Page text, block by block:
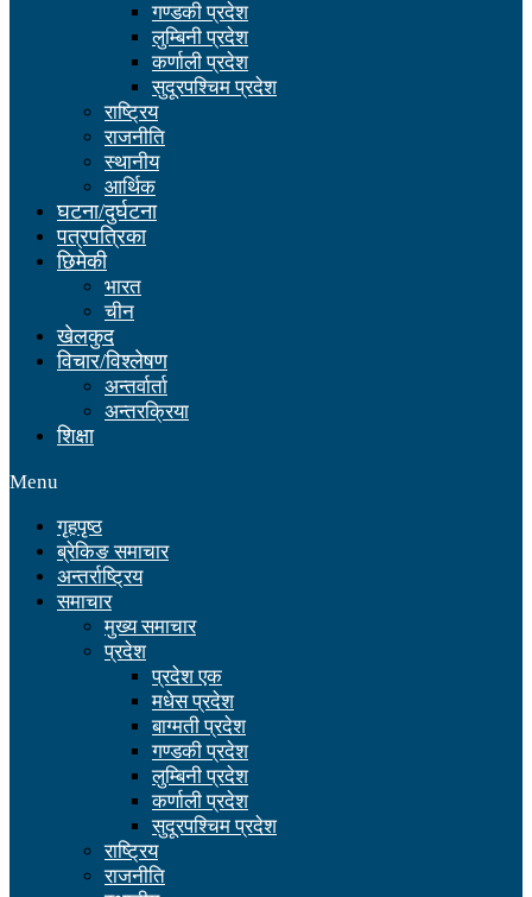
गण्डकी प्रदेश
लुम्बिनी प्रदेश
कर्णाली प्रदेश
सुदूरपश्चिम प्रदेश
राष्ट्रिय
राजनीति
स्थानीय
आर्थिक
घटना/दुर्घटना
पत्रपत्रिका
छिमेकी
भारत
चीन
खेलकुद
विचार/विश्लेषण
अन्तर्वार्ता
अन्तरक्रिया
शिक्षा
Menu
गृहपृष्ठ
ब्रेकिङ समाचार
अन्तर्राष्ट्रिय
समाचार
मुख्य समाचार
प्रदेश
प्रदेश एक
मधेस प्रदेश
बाग्मती प्रदेश
गण्डकी प्रदेश
लुम्बिनी प्रदेश
कर्णाली प्रदेश
सुदूरपश्चिम प्रदेश
राष्ट्रिय
राजनीति